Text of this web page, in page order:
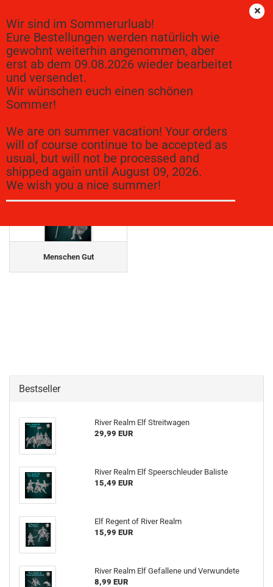
Wir sind im Sommerurluab!
Eure Bestellungen werden natürlich wie
gewohnt weiterhin angenommen, aber
erst ab dem 09.08.2026 wieder bearbeitet
und versendet.
Wir wünschen euch einen schönen
Sommer!
We are on summer vacation! Your orders
will of course continue to be accepted as
usual, but will not be processed and
shipped again until August 09, 2026.
We wish you a nice summer!
Quartermaster3D
28 mm Miniatures
Elben Menschen Böse
Menschen Gut
Bestseller
River Realm Elf Streitwagen
29,99 EUR
River Realm Elf Speerschleuder Baliste
15,49 EUR
Elf Regent of River Realm
15,99 EUR
River Realm Elf Gefallene und Verwundete
8,99 EUR